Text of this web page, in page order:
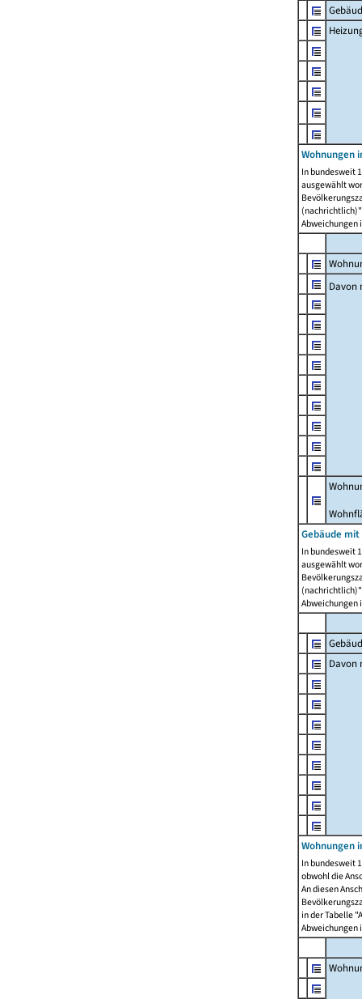
Wohnungen
In bundesweit
ausgewählt
Abweichungen
Davon
Gebäude
In bundesweit
ausgewählt
Abweichungen
Davon
Wohnungen
In bundesweit
obwohl die
An diesen
in der Tabelle
Abweichungen